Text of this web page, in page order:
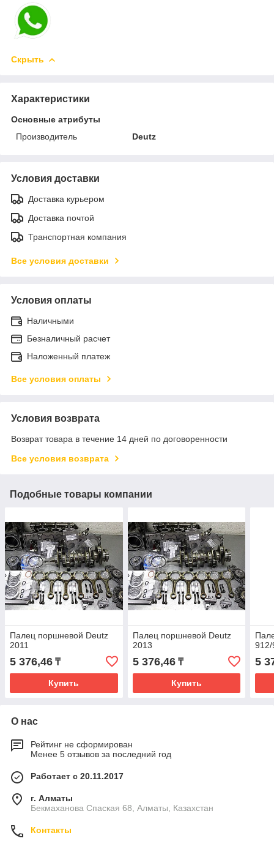
Скрыть
Характеристики
Основные атрибуты
Производитель
Deutz
Условия доставки
Доставка курьером
Доставка почтой
Транспортная компания
Все условия доставки
Условия оплаты
Наличными
Безналичный расчет
Наложенный платеж
Все условия оплаты
Условия возврата
Возврат товара в течение 14 дней по договоренности
Все условия возврата
Подобные товары компании
Палец поршневой Deutz
2011
5 376,46 ₸
Купить
Палец поршневой Deutz
2013
5 376,46₸
Купить
5
О нас
Рейтинг не сформирован
Менее 5 отзывов за последний год
Работает с 20.11.2017
г. Алматы
Бекмаханова Спаская 68, Алматы, Казахстан
Контакты